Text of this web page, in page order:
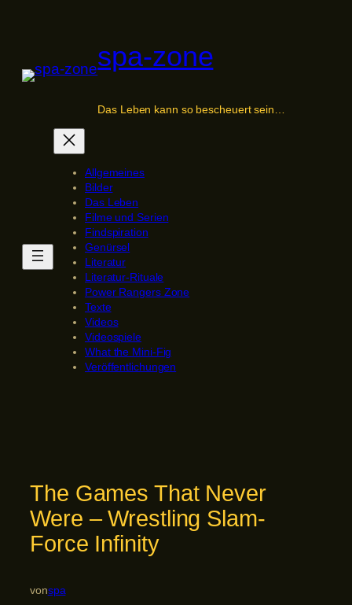
spa-zone
Das Leben kann so bescheuert sein…
Allgemeines
Bilder
Das Leben
Filme und Serien
Findspiration
Genürsel
Literatur
Literatur-Rituale
Power Rangers Zone
Texte
Videos
Videospiele
What the Mini-Fig
Veröffentlichungen
The Games That Never
Were – Wrestling Slam-
Force Infinity
vonspa